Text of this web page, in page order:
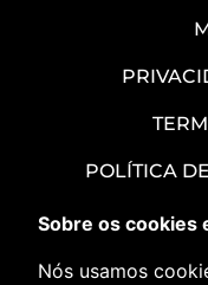
POLÍTICA
Sobre os cookies
Nós usamos